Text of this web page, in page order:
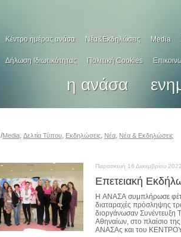
Κέντρο ημέρας ανάσα Νέα&Εκδηλώσεις Media
Δήλωση Ιδιωτικότητας Πολιτική Cookies
η ανάσα
/Media, Δελτία Τύπου, Εκδηλώσεις, Νέα, Νέα & Εκδηλώσεις
Παρασκευή 16 Δεκεμβρίου 2022
Επετειακή
Η ΑΝΑΣΑ συμπλήρωσε
διαταραχές πρόσληψης
διοργάνωσαν Συνέντευξη
Αθηναίων, στο πλαίσιο
ΑΝΑΣΑς και του